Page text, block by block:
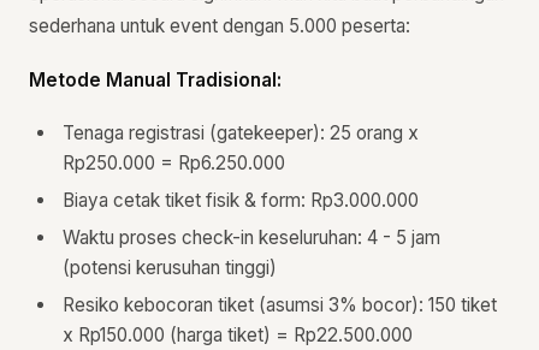
sederhana untuk event dengan 5.000 peserta:
Metode Manual Tradisional:
Tenaga registrasi (gatekeeper): 25 orang x
Rp250.000 = Rp6.250.000
Biaya cetak tiket fisik & form: Rp3.000.000
Waktu proses check-in keseluruhan: 4 - 5 jam
(potensi kerusuhan tinggi)
Resiko kebocoran tiket (asumsi 3% bocor): 150 tiket
x Rp150.000 (harga tiket) = Rp22.500.000